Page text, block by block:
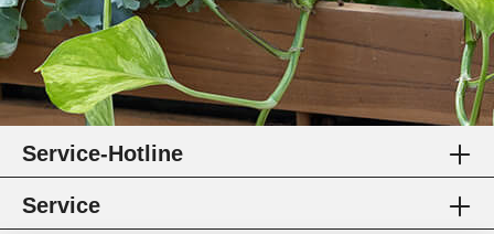
Service-Hotline
Service